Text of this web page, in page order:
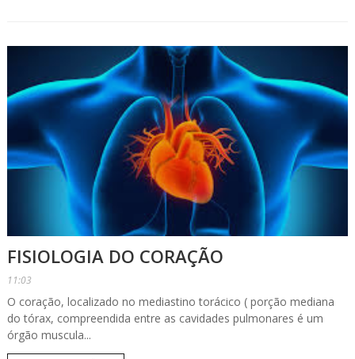
FISIOLOGIA DO CORAÇÃO
11:03
O coração, localizado no mediastino torácico ( porção mediana
do tórax, compreendida entre as cavidades pulmonares é um
órgão muscula...